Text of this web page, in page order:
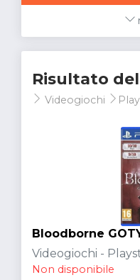
Risultato
Videogiochi
Bloodborne
Videogiochi -
Non disponibile